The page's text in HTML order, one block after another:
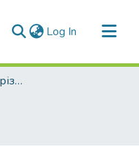
Log In (current)
06. Видання НУ "Запорізька політехніка"